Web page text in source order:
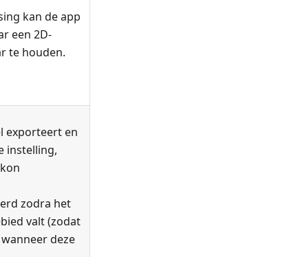
kan de app
een 2D-
te houden.
exporteert en
instelling,
zodra het
valt (zodat
deze